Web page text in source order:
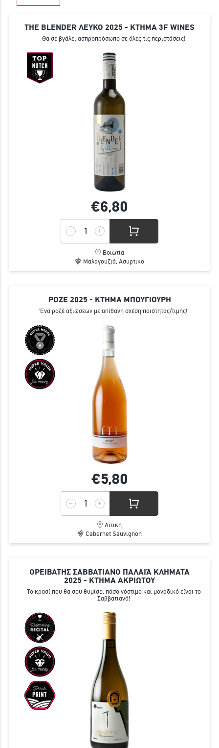
THE BLENDER ΛΕΥΚΟ 2025 - ΚΤΗΜΑ 3F WINES
Θα σε βγάλει ασπροπρόσωπο σε όλες τις περιστάσεις!
€6,80
Βοιωτία
Μαλαγουζιά, Ασυρτικο
ΡΟΖΕ 2025 - ΚΤΗΜΑ ΜΠΟΥΓΙΟΥΡΗ
Ένα ροζέ αξιώσεων με απίθανη σχέση ποιότητας/τιμής!
€5,80
Αττική
Cabernet Sauvignon
ΟΡΕΙΒΑΤΗΣ ΣΑΒΒΑΤΙΑΝΟ ΠΑΛΑΙΆ ΚΛΗΜΑΤΑ
2025 - ΚΤΉΜΑ ΑΚΡΙΩΤΟΥ
Το κρασί που θα σου θυμίσει πόσο νόστιμο και μοναδικό είναι το
Σαββατιανό!